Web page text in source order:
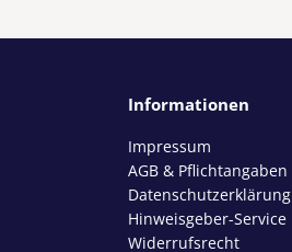
Informationen
Impressum
AGB & Pflichtangaben
Datenschutzerklärung
Hinweisgeber-Service
Widerrufsrecht